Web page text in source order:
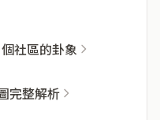
社區的卦象
完整解析